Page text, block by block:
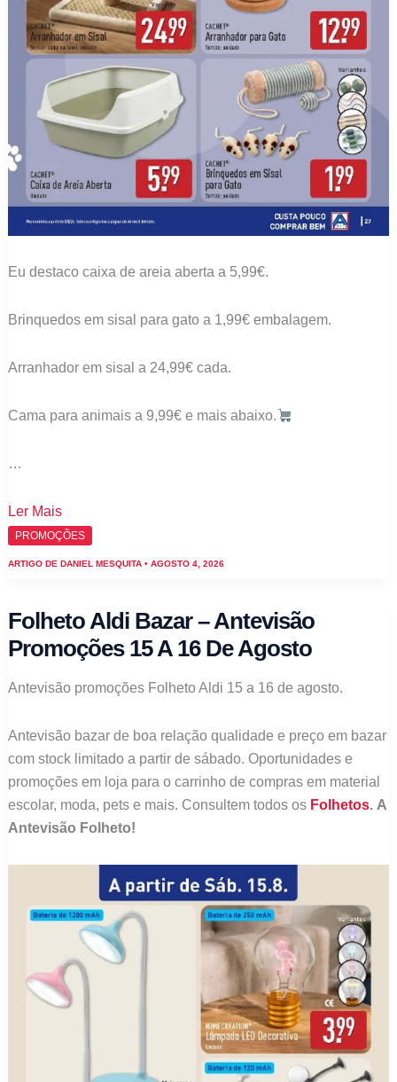
Eu destaco caixa de areia aberta a 5,99€.
Brinquedos em sisal para gato a 1,99€ embalagem.
Arranhador em sisal a 24,99€ cada.
Cama para animais a 9,99€ e mais abaixo.
…
Folheto
Aldi
bazar
Antevisão
Promoções
a
de
agosto
Ler Mais
PROMOÇÕES
ARTIGO DE DANIEL MESQUITA • AGOSTO 4, 2026
Folheto Aldi Bazar – Antevisão
Promoções 15 A 16 De Agosto
Antevisão promoções Folheto Aldi 15 a 16 de agosto.
Antevisão bazar de boa relação qualidade e preço em bazar
com stock limitado a partir de sábado. Oportunidades e
promoções em loja para o carrinho de compras em material
escolar, moda, pets e mais. Consultem todos os Folhetos. A
Antevisão Folheto!